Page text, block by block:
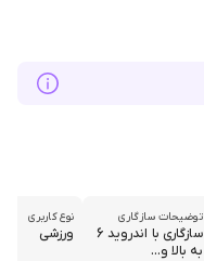
توضیحات سازگاری
سازگاری با اندروید 6
به بالا و...
نوع کاربری
ورزشی